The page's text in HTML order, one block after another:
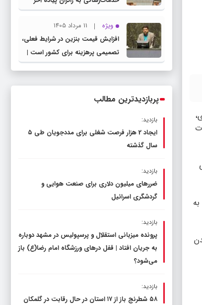
را به
صفر در شهرستان چناران
ویژه
11 مرداد 1405
افزایش قیمت بنزین در شرایط فعلی،
تصمیمی پرهزینه برای کشور است |
دولت، قاچاق سوخت و عوامل اصلی
پربازدیدترین مطالب
بازدید:
ایجاد 2 هزار فرصت شغلی برای مددجویان طی ۵
سال گذشته
بازدید:
ضررهای میلیون دلاری برای صنعت هوایی و
گردشگری اسرائیل
بازدید:
پرونده میزبانی استقلال و پرسپولیس در مشهد دوباره
به جریان افتاد | قفل در‌های ورزشگاه امام رضا(ع) باز
می‌شود؟
بازدید:
۵۸ شطرنج‌ باز از ۱۷ استان در حال رقابت در گلمکان